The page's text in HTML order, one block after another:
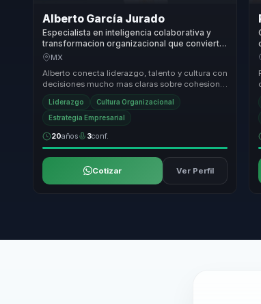
Alberto García Jurado
Especialista en inteligencia colaborativa y
transformacion organizacional que convierte
liderazgo estrategico en cohesion para
MX
Alberto conecta liderazgo, talento y cultura con
decisiones mucho mas claras sobre cohesion,
alineacion y direccion, para organizaciones ...
Liderazgo Cultura Organizacional
Estrategia Empresarial
20años 3conf.
Cotizar Ver Perfil